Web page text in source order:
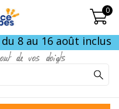
0
du 8 au 16 août inclus
de vos doigts